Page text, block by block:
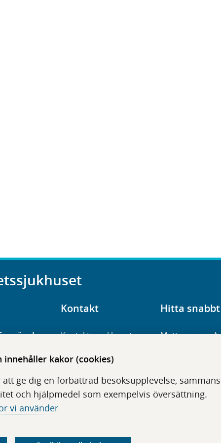
innehåller kakor (cookies)
ge dig en förbättrad besöksupplevelse,
och hjälpmedel som exempelvis översättning.
vi använder
3
Kontakt
Kontakta sjukhuset
Hitta hit
Press
Hitta snabbt
Mottagningar
Digitala tjänster